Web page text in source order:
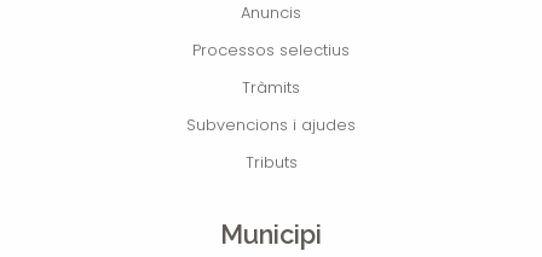
Anuncis
Processos selectius
Tràmits
Subvencions i ajudes
Tributs
Municipi